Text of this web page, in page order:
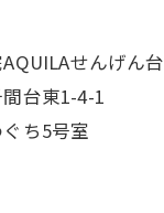
せんげん台
台東1-4-1
ち5号室